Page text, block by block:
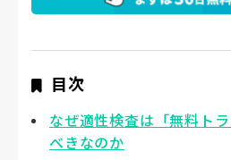
目次
なぜ適性検査は「無料ト
べきなのか